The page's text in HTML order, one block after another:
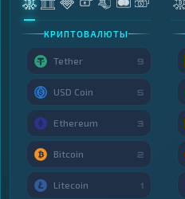
КРИПТОВАЛЮТЫ
Tether 9
USD Coin 5
Ethereum 3
Bitcoin 2
Litecoin 1